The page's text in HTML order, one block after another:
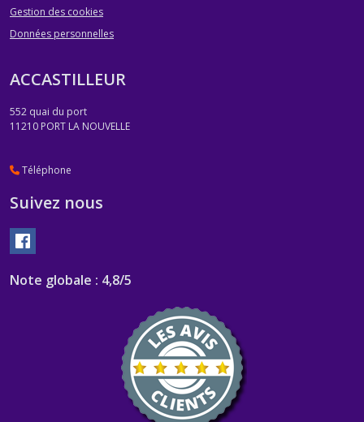
Gestion des cookies
Données personnelles
ACCASTILLEUR
552 quai du port
11210 PORT LA NOUVELLE
Téléphone
Suivez nous
Note globale : 4,8/5